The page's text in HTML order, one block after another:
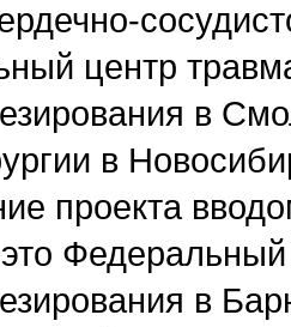
центр
в
в
проекта
в